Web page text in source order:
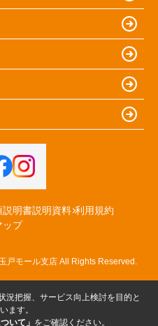
説明書説明資料 利用規約
ップ
モール支店 All Rights Reserved.
況把握、サービス向上検討を目的と
ます。
いて」 をご確認ください。